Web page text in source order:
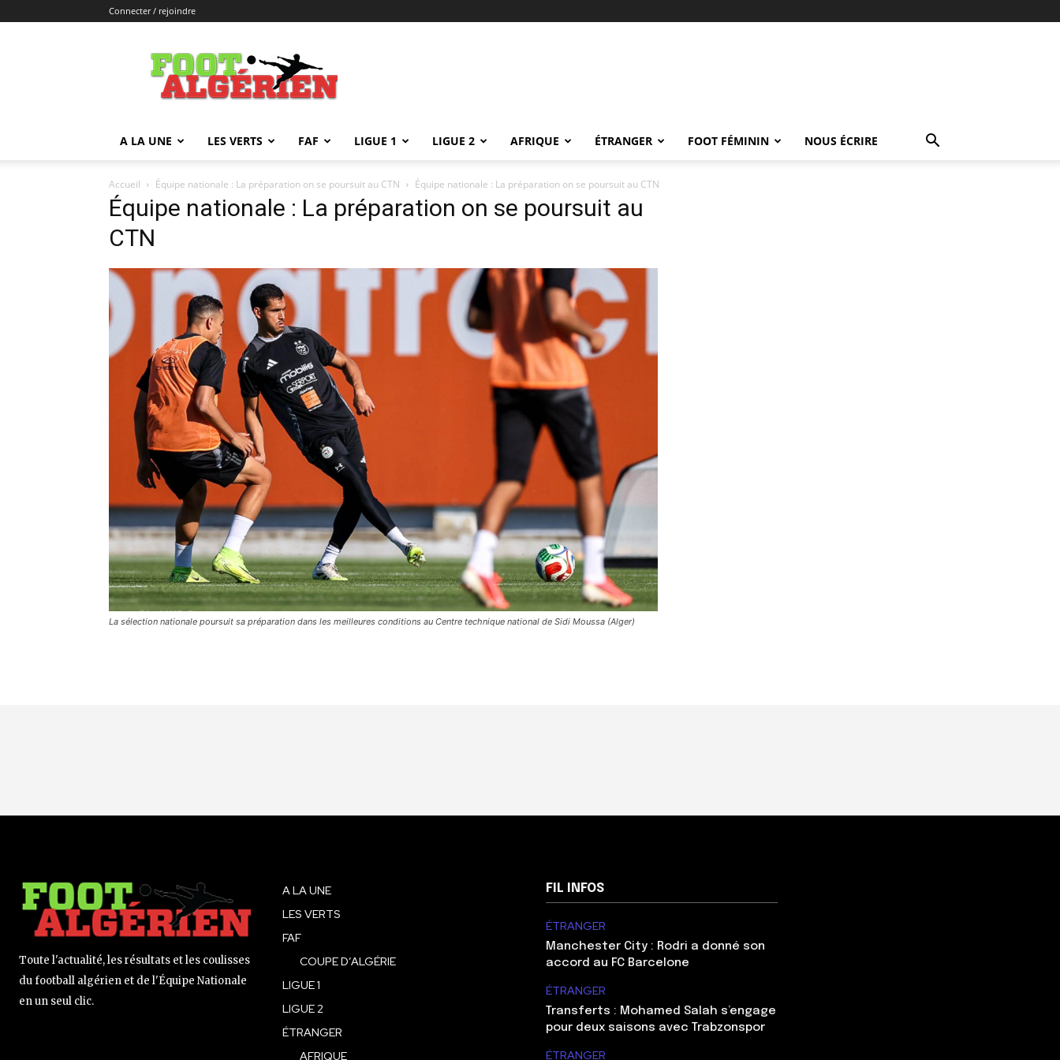
Connecter / rejoindre
FOOTALGERIEN
A LA UNE LES VERTS FAF LIGUE 1 LIGUE 2 AFRIQUE ÉTRANGER FOOT FÉMININ NOUS ÉCRIRE
Accueil Équipe nationale : La préparation on se poursuit au CTN Équipe nationale : La préparation on se poursuit au CTN
Équipe nationale : La préparation on se poursuit au
CTN
La sélection nationale poursuit sa préparation dans les meilleures conditions au Centre technique national de Sidi Moussa (Alger)
Toute l'actualité, les résultats et les coulisses
du football algérien et de l'Équipe Nationale
en un seul clic.
A LA UNE
LES VERTS
FAF
COUPE D’ALGÉRIE
LIGUE 1
LIGUE 2
ÉTRANGER
AFRIQUE
FIL INFOS
ÉTRANGER
Manchester City : Rodri a donné son
accord au FC Barcelone
ÉTRANGER
Transferts : Mohamed Salah s’engage
pour deux saisons avec Trabzonspor
ÉTRANGER